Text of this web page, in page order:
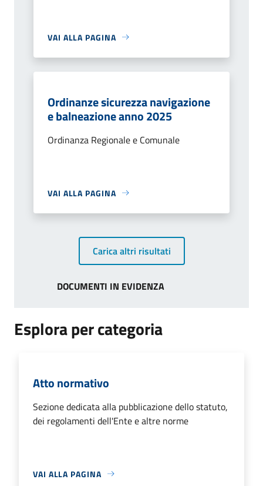
VAI ALLA PAGINA
Ordinanze sicurezza navigazione
e balneazione anno 2025
Ordinanza Regionale e Comunale
VAI ALLA PAGINA
Carica altri risultati
DOCUMENTI IN EVIDENZA
Esplora per categoria
Atto normativo
Sezione dedicata alla pubblicazione dello statuto,
dei regolamenti dell'Ente e altre norme
VAI ALLA PAGINA